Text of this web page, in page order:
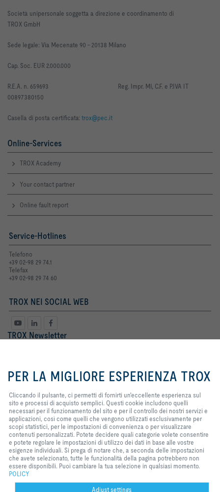
Società unipersonale soggetta a direzione e coordinamento di
TROX GmbH
Sede legale: Via Mecenate 90 -20138 Milano
Cap. Soc. EUR 2.000.000
R.E.A. n. 659693 Reg. Impr. MI, C.F. e P.IVA IT
00897380150
Casella di posta certificata: trox@pec.it
Online-Services
TROX Academy
Your contact partner
Online fault report
Service-Hotlines
Telefono
+39 02-98 29 74.1
Telefax
+39 02-98 29 74 60
TROX NEI SOCIAL WEB
TROX Newsletter
Termini Legali registro
Home Contatto
Condizioni generali di vendita e consegna
2026 © TROX Italia S.p.A.
us to provide you with an
excellent website experience and
cookies include ones that are
necessary for the operation of the
site and for the control of our
services and applications, as well
as ones that are used solely for
statistical purposes, for
convenience settings or to display
personalized content. You can
decide which categories you want
to allow and you can adjust the
your individual requirements.
Please note that, depending on
PER LA MIGLIORE ESPERIENZA TROX
Cliccando il pulsante, ci permetti di fornirti un'eccellente esperienza sul
sito e processi di acquisto semplici. Questi cookie includono quelli
necessari per il funzionamento del sito e per il controllo dei nostri servizi e
applicazioni, così come quelli che vengono utilizzati esclusivamente per
scopi statistici, per le impostazioni di convenienza o per visualizzare
contenuti personalizzati. Potete decidere quali categorie volete consentire
e potete regolare le impostazioni di utilizzo dei dati in base alle vostre
esigenze individuali. Si prega di notare che, a seconda delle impostazioni
che avete selezionato, tutte le funzionalità della pagina potrebbero non
essere disponibili. Puoi cambiare la tua selezione in qualsiasi momento.
POLICY
Adjust settings